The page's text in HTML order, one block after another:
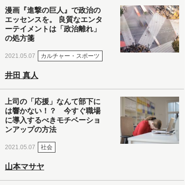
漫画『進撃の巨人』で政治の
エッセンスを。 良質なエンタ
ーテイメントは「政治離れ」
の処方箋
2021.05.07 カルチャー・スポーツ
井田 真人
上司の「応援」なんて部下に
は響かない！？ 今すぐ職場
に導入するべきモチベーショ
ンアップの方法
2021.05.07 社会
山本マサヤ